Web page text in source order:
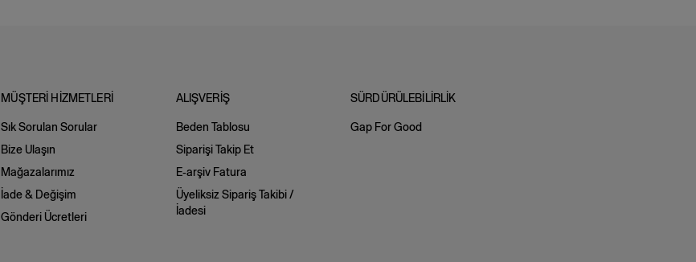
MÜŞTERİ HİZMETLERİ
Sık Sorulan Sorular
Bize Ulaşın
Mağazalarımız
İade & Değişim
Gönderi Ücretleri
ALIŞVERİŞ
Beden Tablosu
Siparişi Takip Et
E-arşiv Fatura
Üyeliksiz Sipariş Takibi /
İadesi
SÜRDÜRÜLEBİLİRLİK
Gap For Good